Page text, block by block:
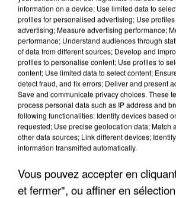
APRÈS TOUTES CES
DE FAUNE SAUVAGE SONT...
information on a device; Use limited data to
profiles for personalised advertising; Use
advertising; Measure advertising performance;
performance; Understand audiences through
of data from different sources; Develop and
profiles to personalise content; Use profiles to
content; Use limited data to select content;
detect fraud, and fix errors; Deliver and present
Save and communicate privacy choices. These
process personal data such as IP address and
following functionalities: Identify devices based
requested; Use precise geolocation data; Match
other data sources; Link different devices;
information transmitted automatically.
Vous pouvez accepter en
et fermer", ou affiner en